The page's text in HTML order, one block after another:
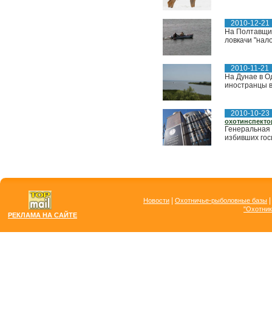
2010-12-21
На
ловкачи
2010-11-21
На Дунае в
иностранцы
2010-10-23
избивших
РЕКЛАМА НА САЙТЕ
Новости Охотничье-рыболовные базы